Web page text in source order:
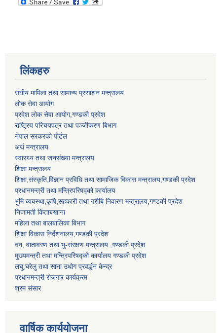
लिंकहरु
संघीय मामिला तथा सामान्य प्रसाशन मन्त्रालय
लोक सेवा आयोग
प्रदेश लोक सेवा आयोग,गण्डकी प्रदेश
राष्ट्रिय परिचयपत्र तथा पञ्जीकरण बिभाग
नेपाल सरकरको पोर्टल
अर्थ मन्त्रालय
स्वास्थ्य तथा जनसंख्या मन्त्रालय
शिक्षा मन्त्रालय
शिक्षा,संस्कृति,विज्ञान प्रविधि तथा सामाजिक विकास मन्त्रालय,गण्डकी प्रदेश
प्रधानमन्त्री तथा मन्त्रिपरिषद्को कार्यालय
भुमि ब्यबस्था,कृषि,सहकारी तथा गरीबि निवारण मन्त्रालय,गण्डकी प्रदेश
निजामती किताबखाना
महिला तथा बालबालिका बिभाग
शिक्षा विकास निर्देशनालय,गण्डकी प्रदेश
वन, वातावरण तथा भु-संरक्षण मन्त्रालय ,गण्डकी प्रदेश
मुख्यमन्त्री तथा मन्त्रिपरिषद्को कार्यालय गण्डकी प्रदेश
लघु,घरेलु तथा साना उधोग प्रवर्द्धन केन्द्र
प्रधानमन्त्री रोजगार कार्यक्रम
श्रम संसार
वार्षिक कार्ययोजना